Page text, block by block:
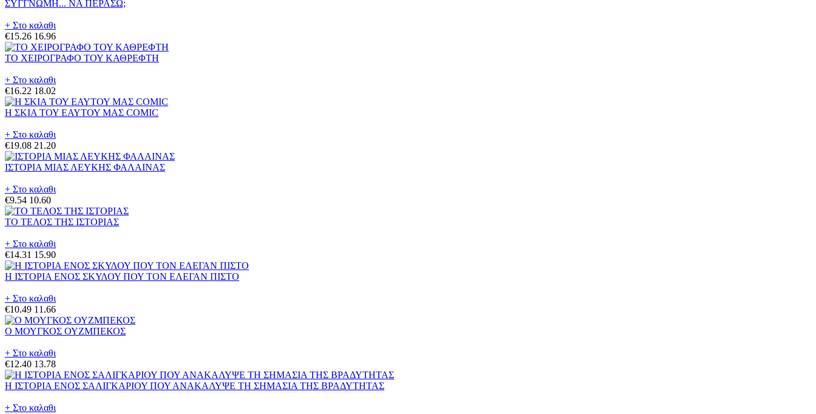
ΣΥΓΓΝΩΜΗ... ΝΑ ΠΕΡΑΣΩ;
+ Στο καλαθι
€15.26 16.96
ΤΟ ΧΕΙΡΟΓΡΑΦΟ ΤΟΥ ΚΑΘΡΕΦΤΗ
+ Στο καλαθι
€16.22 18.02
Η ΣΚΙΑ ΤΟΥ ΕΑΥΤΟΥ ΜΑΣ COMIC
+ Στο καλαθι
€19.08 21.20
ΙΣΤΟΡΙΑ ΜΙΑΣ ΛΕΥΚΗΣ ΦΑΛΑΙΝΑΣ
+ Στο καλαθι
€9.54 10.60
ΤΟ ΤΕΛΟΣ ΤΗΣ ΙΣΤΟΡΙΑΣ
+ Στο καλαθι
€14.31 15.90
Η ΙΣΤΟΡΙΑ ΕΝΟΣ ΣΚΥΛΟΥ ΠΟΥ ΤΟΝ ΕΛΕΓΑΝ ΠΙΣΤΟ
+ Στο καλαθι
€10.49 11.66
Ο ΜΟΥΓΚΟΣ ΟΥΖΜΠΕΚΟΣ
+ Στο καλαθι
€12.40 13.78
Η ΙΣΤΟΡΙΑ ΕΝΟΣ ΣΑΛΙΓΚΑΡΙΟΥ ΠΟΥ ΑΝΑΚΑΛΥΨΕ ΤΗ ΣΗΜΑΣΙΑ ΤΗΣ ΒΡΑΔΥΤΗΤΑΣ
+ Στο καλαθι